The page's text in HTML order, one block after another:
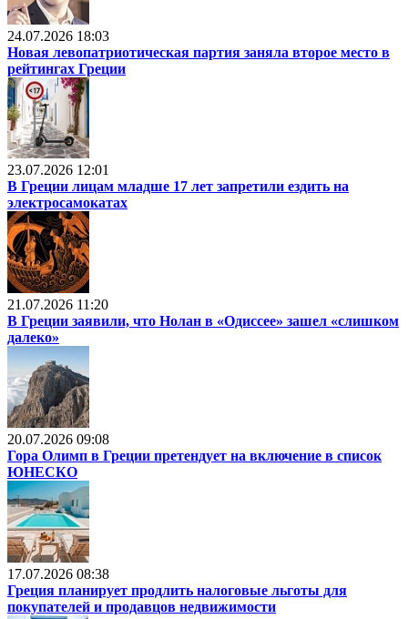
24.07.2026 18:03
Новая левопатриотическая партия заняла второе место в
рейтингах Греции
23.07.2026 12:01
В Греции лицам младше 17 лет запретили ездить на
электросамокатах
21.07.2026 11:20
В Греции заявили, что Нолан в «Одиссее» зашел «слишком
далеко»
20.07.2026 09:08
Гора Олимп в Греции претендует на включение в список
ЮНЕСКО
17.07.2026 08:38
Греция планирует продлить налоговые льготы для
покупателей и продавцов недвижимости